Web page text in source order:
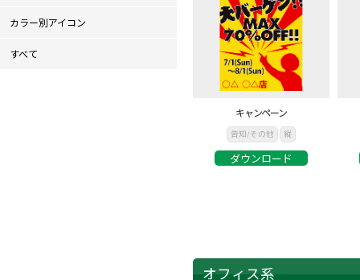
キャンペーン
告知/その他 縦
ダウンロード
オフィス系
カラー別アイコン
すべて